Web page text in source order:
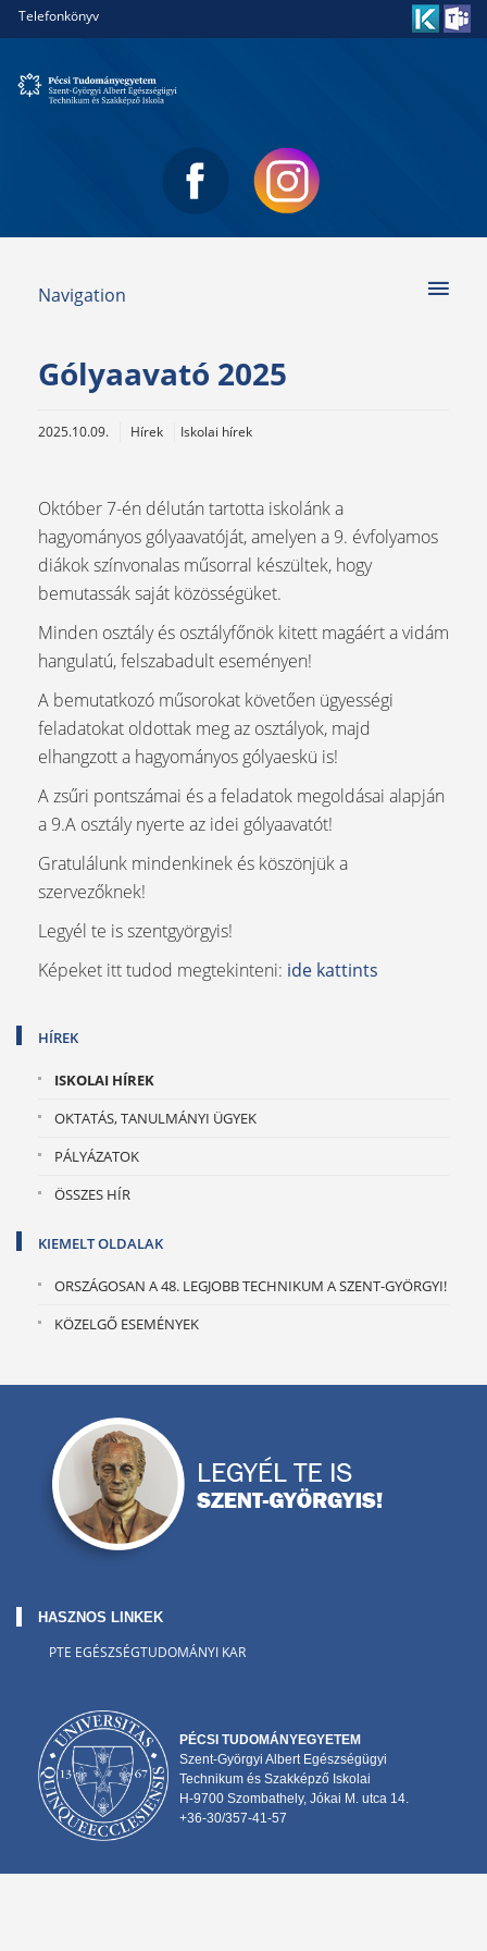
Telefonkönyv
Navigation
Gólyaavató 2025
2025.10.09. Hírek Iskolai hírek
Október 7-én délután tartotta iskolánk a
hagyományos gólyaavatóját, amelyen a 9. évfolyamos
diákok színvonalas műsorral készültek, hogy
bemutassák saját közösségüket.
Minden osztály és osztályfőnök kitett magáért a vidám
hangulatú, felszabadult eseményen!
A bemutatkozó műsorokat követően ügyességi
feladatokat oldottak meg az osztályok, majd
elhangzott a hagyományos gólyaeskü is!
A zsűri pontszámai és a feladatok megoldásai alapján
a 9.A osztály nyerte az idei gólyaavatót!
Gratulálunk mindenkinek és köszönjük a
szervezőknek!
Legyél te is szentgyörgyis!
Képeket itt tudod megtekinteni: ide kattints
HÍREK
ISKOLAI HÍREK
OKTATÁS, TANULMÁNYI ÜGYEK
PÁLYÁZATOK
ÖSSZES HÍR
KIEMELT OLDALAK
ORSZÁGOSAN A 48. LEGJOBB TECHNIKUM A SZENT-GYÖRGYI!
KÖZELGŐ ESEMÉNYEK
HASZNOS LINKEK
PTE EGÉSZSÉGTUDOMÁNYI KAR
PÉCSI TUDOMÁNYEGYETEM
Szent-Györgyi Albert Egészségügyi
Technikum és Szakképző Iskolai
H-9700 Szombathely, Jókai M. utca 14.
+36-30/357-41-57